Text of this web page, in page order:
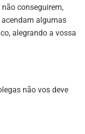
conseguirem,
algumas
alegrando a vossa
não vos deve